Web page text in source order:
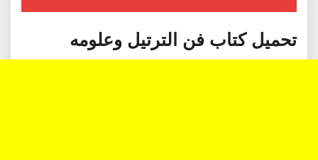
تحميل كتاب فن الترتيل وعلومه